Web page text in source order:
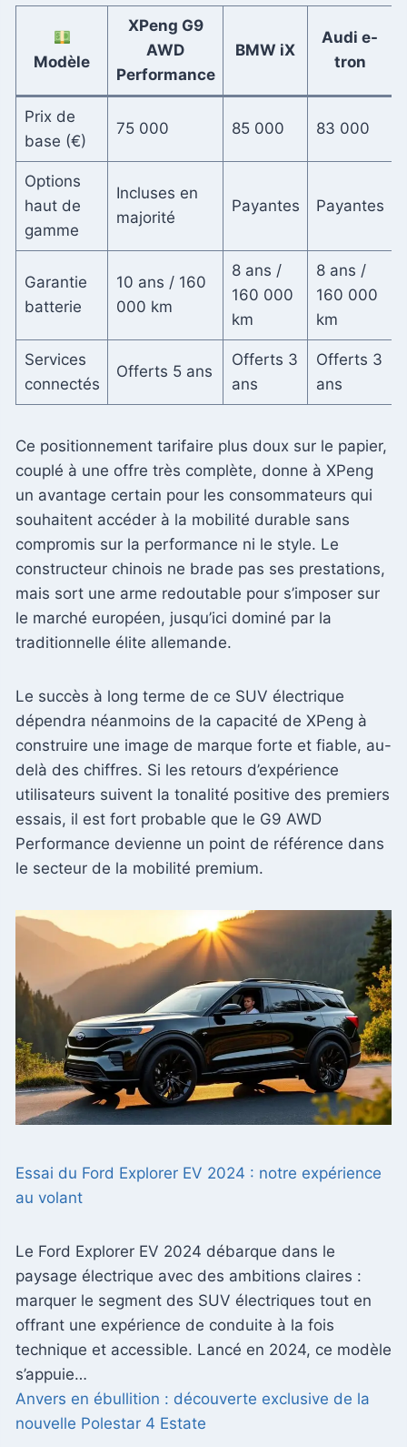
Modèle
XPeng G9
AWD
Performance
BMW iX
Audi e-
tron
Prix de
base (€)
75 000 85 000 83 000
Options
haut de
gamme
Incluses en
majorité
Payantes Payantes
Garantie
batterie
10 ans / 160
000 km
8 ans /
160 000
km
8 ans /
160 000
km
Services
connectés
Offerts 5 ans
Offerts 3
ans
Offerts 3
ans
Ce positionnement tarifaire plus doux sur le papier,
couplé à une offre très complète, donne à XPeng
un avantage certain pour les consommateurs qui
souhaitent accéder à la mobilité durable sans
compromis sur la performance ni le style. Le
constructeur chinois ne brade pas ses prestations,
mais sort une arme redoutable pour s’imposer sur
le marché européen, jusqu’ici dominé par la
traditionnelle élite allemande.
Le succès à long terme de ce SUV électrique
dépendra néanmoins de la capacité de XPeng à
construire une image de marque forte et fiable, au-
delà des chiffres. Si les retours d’expérience
utilisateurs suivent la tonalité positive des premiers
essais, il est fort probable que le G9 AWD
Performance devienne un point de référence dans
le secteur de la mobilité premium.
Essai du Ford Explorer EV 2024 : notre expérience
au volant
Le Ford Explorer EV 2024 débarque dans le
paysage électrique avec des ambitions claires :
marquer le segment des SUV électriques tout en
offrant une expérience de conduite à la fois
technique et accessible. Lancé en 2024, ce modèle
s’appuie…
Anvers en ébullition : découverte exclusive de la
nouvelle Polestar 4 Estate